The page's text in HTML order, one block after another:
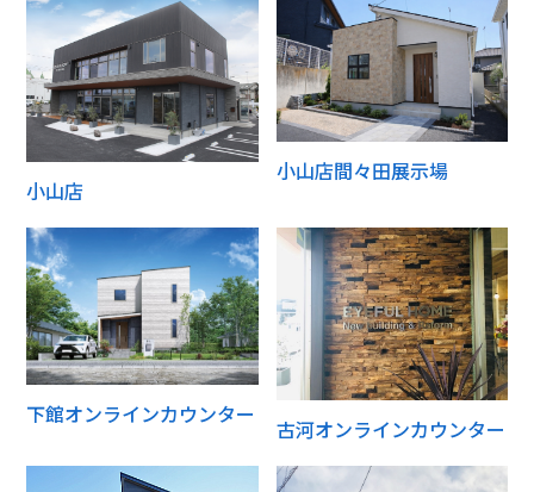
小山店
小山店間々田展示場
下館オンラインカウンター
古河オンラインカウンター